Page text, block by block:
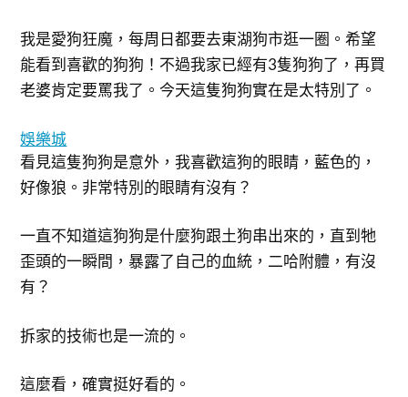
我是愛狗狂魔，每周日都要去東湖狗市逛一圈。希望
能看到喜歡的狗狗！不過我家已經有3隻狗狗了，再買
老婆肯定要罵我了。今天這隻狗狗實在是太特別了。
娛樂城
看見這隻狗狗是意外，我喜歡這狗的眼睛，藍色的，
好像狼。非常特別的眼睛有沒有？
一直不知道這狗狗是什麼狗跟土狗串出來的，直到牠
歪頭的一瞬間，暴露了自己的血統，二哈附體，有沒
有？
拆家的技術也是一流的。
這麼看，確實挺好看的。